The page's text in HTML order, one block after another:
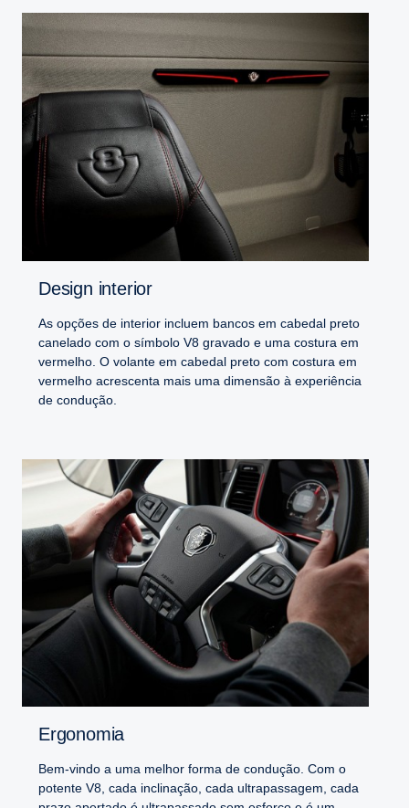
Design interior
As opções de interior incluem bancos em cabedal preto
canelado com o símbolo V8 gravado e uma costura em
vermelho. O volante em cabedal preto com costura em
vermelho acrescenta mais uma dimensão à experiência
de condução.
Ergonomia
Bem-vindo a uma melhor forma de condução. Com o
potente V8, cada inclinação, cada ultrapassagem, cada